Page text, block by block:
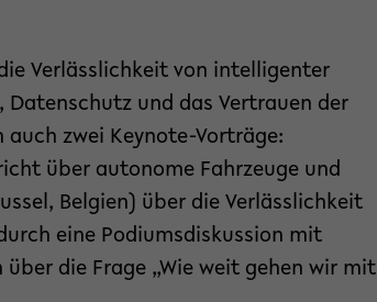
Verlässlichkeit von intelligenter
Datenschutz und das Vertrauen der
auch zwei Keynote-Vorträge:
über autonome Fahrzeuge und
Belgien) über die Verlässlichkeit
eine Podiumsdiskussion mit
die Frage „Wie weit gehen wir mit